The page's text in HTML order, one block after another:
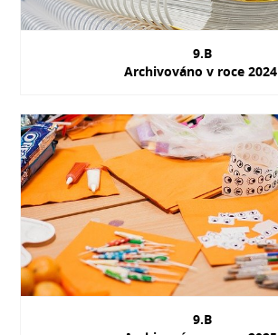
9.B
Archivováno v roce 2024
9.B